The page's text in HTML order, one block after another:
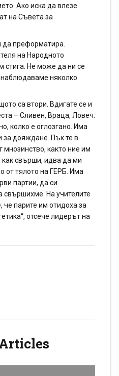
Ако иска да влезе
на Съвета за
да преформатира.
на Народното
стига. Не може да ни се
няколко
са втори. Вдигате се и
– Сливен, Враца, Ловеч.
колко е оглозгано. Има
за дояждане. Пък те в
както ние им
свърши, идва да ми
от тялото на ГЕРБ. Има
партии, да си
свършихме. На учителите
че парите им отидоха за
отсече лидерът на